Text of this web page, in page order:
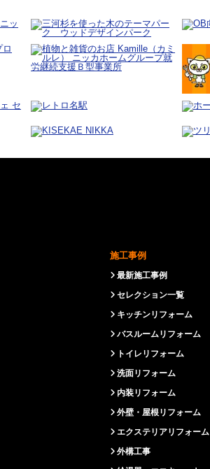
施工事例
最新施工事例
セレクション一覧
キッチンリフォーム
バスルームリフォーム
トイレリフォーム
洗面リフォーム
内装リフォーム
外壁・屋根リフォーム
エクステリアリフォーム
外構工事